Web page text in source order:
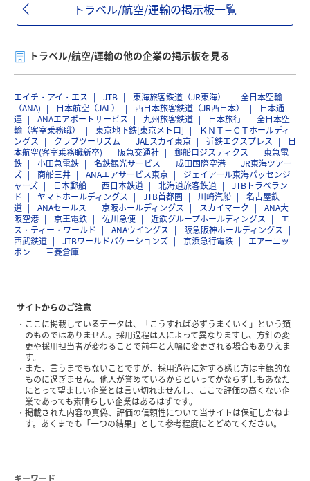
トラベル/航空/運輸の掲示板一覧
トラベル/航空/運輸の他の企業の掲示板を見る
エイチ・アイ・エス JTB 東海旅客鉄道（JR東海）
全日本空輸
（ANA)
日本航空（JAL） 西日本旅客鉄道（JR西日本）
日本通
運
ANAエアポートサービス 九州旅客鉄道 日本旅行
全日本空
輸（客室乗務職）
東京地下鉄[東京メトロ]
ＫＮＴ－ＣＴホールディ
ングス
クラブツーリズム JALスカイ東京 近鉄エクスプレス
日
本航空(客室乗務職新卒)
阪急交通社 郵船ロジスティクス
東急電
鉄
小田急電鉄 名鉄観光サービス 成田国際空港
JR東海ツアー
ズ
商船三井 ANAエアサービス東京
ジェイアール東海パッセンジ
ャーズ
日本郵船 西日本鉄道 北海道旅客鉄道
JTBトラベラン
ド
ヤマトホールディングス JTB首都圏 川崎汽船
名古屋鉄
道
ANAセールス 京阪ホールディングス スカイマーク
ANA大
阪空港
京王電鉄 佐川急便 近鉄グループホールディングス
エ
ス・ティー・ワールド
ANAウイングス
阪急阪神ホールディングス
西武鉄道
JTBワールドバケーションズ 京浜急行電鉄
エアーニッ
ポン
三菱倉庫
サイトからのご注意
ここに掲載しているデータは、「こうすれば必ずうまくいく」という類
のものではありません。採用過程は人によって異なりますし、方針の変
更や採用担当者が変わることで前年と大幅に変更される場合もありえま
す。
また、言うまでもないことですが、採用過程に対する感じ方は主観的な
ものに過ぎません。他人が誉めているからといってかならずしもあなた
にとって望ましい企業とは言い切れませんし、ここで評価の高くない企
業であっても素晴らしい企業はあるはずです。
掲載された内容の真偽、評価の信頼性について当サイトは保証しかねま
す。あくまでも「一つの結果」として参考程度にとどめてください。
キーワード